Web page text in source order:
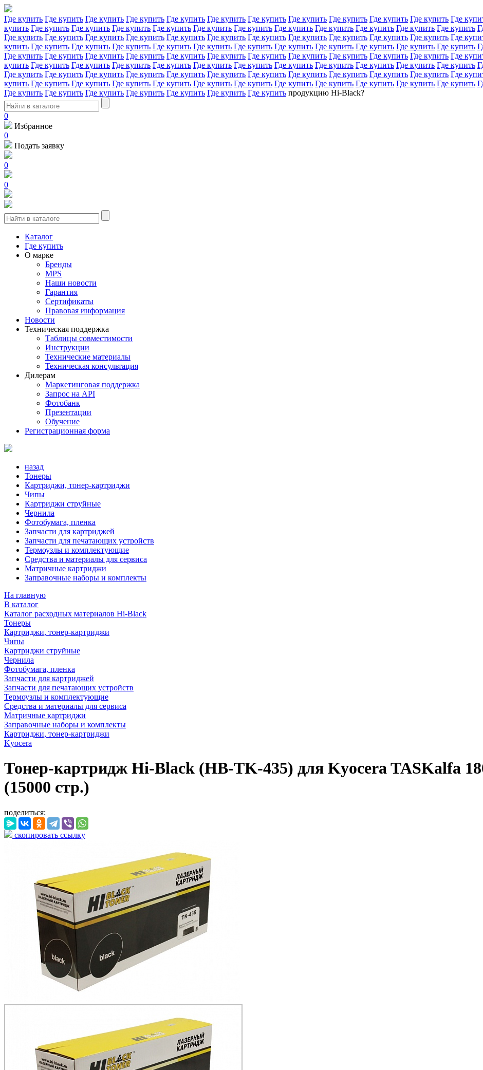
Где купить Где купить Где купить Где купить Где купить Где купить Где купить Где купить Где купить Где купить Где купить Где
купить Где купить Где купить Где купить Где купить Где купить Где купить Где купить Где купить Где купить Где купить Где купить
Где купить Где купить Где купить Где купить Где купить Где купить Где купить Где купить Где купить Где купить Где купить Где
купить Где купить Где купить Где купить Где купить Где купить Где купить Где купить Где купить Где купить Где купить Где купить
Где купить Где купить Где купить Где купить Где купить Где купить Где купить Где купить Где купить Где купить Где купить Где
купить Где купить Где купить Где купить Где купить Где купить Где купить Где купить Где купить Где купить Где купить Где купить
Где купить Где купить Где купить Где купить Где купить Где купить Где купить Где купить Где купить Где купить Где купить Где
купить Где купить Где купить Где купить Где купить Где купить Где купить Где купить Где купить Где купить Где купить Где купить
Где купить Где купить Где купить Где купить Где купить Где купить Где купить продукцию Hi-Black?
0
Избранное
0
Подать заявку
0
0
Каталог
Где купить
О марке
Бренды
MPS
Наши новости
Гарантия
Сертификаты
Правовая информация
Новости
Техническая поддержка
Таблицы совместимости
Инструкции
Технические материалы
Техническая консультация
Дилерам
Маркетинговая поддержка
Запрос на API
Фотобанк
Презентации
Обучение
Регистрационная форма
назад
Тонеры
Картриджи, тонер-картриджи
Чипы
Картриджи струйные
Чернила
Фотобумага, пленка
Запчасти для картриджей
Запчасти для печатающих устройств
Термоузлы и комплектующие
Средства и материалы для сервиса
Матричные картриджи
Заправочные наборы и комплекты
На главную
В каталог
Каталог расходных материалов Hi-Black
Тонеры
Картриджи, тонер-картриджи
Чипы
Картриджи струйные
Чернила
Фотобумага, пленка
Запчасти для картриджей
Запчасти для печатающих устройств
Термоузлы и комплектующие
Средства и материалы для сервиса
Матричные картриджи
Заправочные наборы и комплекты
Картриджи, тонер-картриджи
Kyocera
Тонер-картридж Hi-Black (HB-TK-435) для Kyocera TASKalfa
(15000 стр.)
поделиться:
скопировать ссылку